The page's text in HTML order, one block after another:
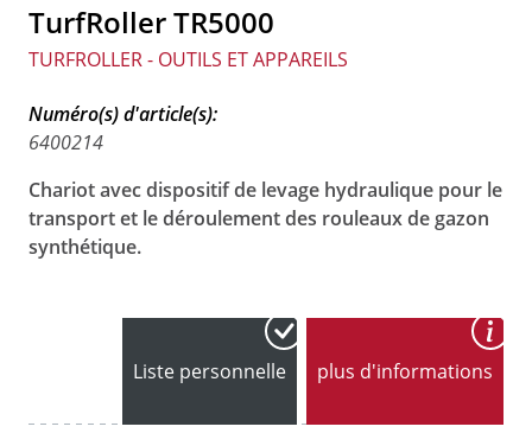
TurfRoller TR5000
TURFROLLER - OUTILS ET APPAREILS
Numéro(s) d'article(s):
6400214
Chariot avec dispositif de levage hydraulique pour le
transport et le déroulement des rouleaux de gazon
synthétique.
Liste personnelle plus d'informations